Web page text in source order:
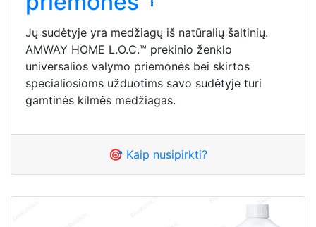
Jų sudėtyje yra medžiagų iš natūralių šaltinių.
AMWAY HOME L.O.C.™ prekinio ženklo
universalios valymo priemonės bei skirtos
specialiosioms užduotims savo sudėtyje turi
gamtinės kilmės medžiagas.
🎯 Kaip nusipirkti?